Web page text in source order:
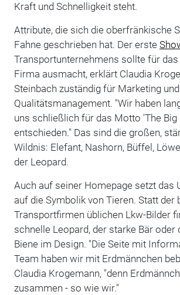
Kraft und Schnelligkeit steht.
Attribute, die sich die oberfränkische
Fahne geschrieben hat. Der erste
Transportunternehmens sollte für
Firma ausmacht, erklärt Claudia
Steinbach zuständig für Marketing und
Qualitätsmanagement. "Wir haben
uns schließlich für das Motto 'The Big
entschieden." Das sind die großen,
Wildnis: Elefant, Nashorn, Büffel,
der Leopard.
Auch auf seiner Homepage setzt das
auf die Symbolik von Tieren. Statt der
Transportfirmen üblichen Lkw-Bilder
schnelle Leopard, der starke Bär oder
Biene im Design. "Die Seite mit
Team haben wir mit Erdmännchen
Claudia Krogemann, "denn
zusammen - so wie wir."